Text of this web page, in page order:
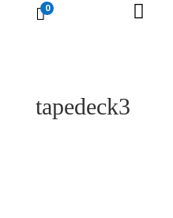
0 
tapedeck3